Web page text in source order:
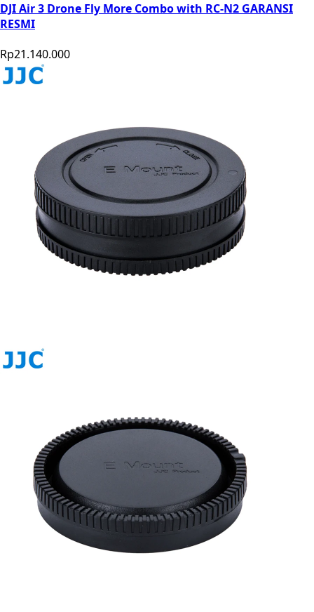
DJI Air 3 Drone Fly More Combo with RC-N2 GARANSI
RESMI
Rp21.140.000